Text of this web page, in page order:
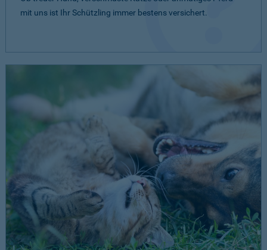
mit uns ist Ihr Schützling immer bestens versichert.